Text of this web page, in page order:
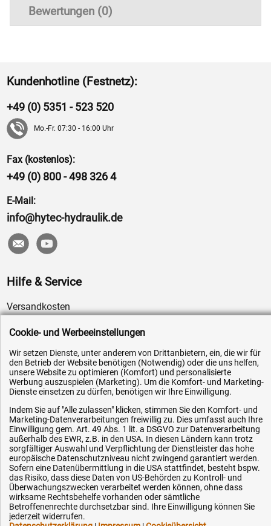
Bewertungen (0)
Kundenhotline (Festnetz):
+49 (0) 5351 - 523 520
Mo.-Fr. 07:30 - 16:00 Uhr
Fax (kostenlos):
+49 (0) 800 - 498 326 4
E-Mail:
info@hytec-hydraulik.de
Hilfe & Service
Versandkosten
AGB / Widerrufsrecht
Datenschutz
Impressum
Karriere
OEM-Ersatzteile
Technik-Hilfe
Downloads
Kontakt
Ihre Hytec-Hydraulik Vorteile
Cookie- und Werbeeinstellungen
Wir setzen Dienste, unter anderem von Drittanbietern, ein, die wir für
den Betrieb der Website benötigen (Notwendig) oder die uns helfen,
unsere Website zu optimieren (Komfort) und personalisierte
Werbung auszuspielen (Marketing). Um die Komfort- und Marketing-
Dienste einsetzen zu dürfen, benötigen wir Ihre Einwilligung.
Indem Sie auf "Alle zulassen" klicken, stimmen Sie den Komfort- und
Marketing-Datenverarbeitungen freiwillig zu. Dies umfasst auch Ihre
Einwilligung gem. Art. 49 Abs. 1 lit. a DSGVO zur Datenverarbeitung
außerhalb des EWR, z.B. in den USA. In diesen Ländern kann trotz
sorgfältiger Auswahl und Verpflichtung der Dienstleister das hohe
europäische Datenschutzniveau nicht zwingend garantiert werden.
Sofern eine Datenübermittlung in die USA stattfindet, besteht bspw.
das Risiko, dass diese Daten von US-Behörden zu Kontroll- und
Überwachungszwecken verarbeitet werden können, ohne dass
wirksame Rechtsbehelfe vorhanden oder sämtliche
Betroffenenrechte durchsetzbar sind. Ihre Einwilligung können Sie
jederzeit widerrufen.